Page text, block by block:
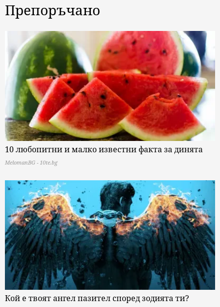
Препоръчано
10 любопитни и малко известни факта за динята
MelomanBG - 10te.bg
Кой е твоят ангел пазител според зодията ти?